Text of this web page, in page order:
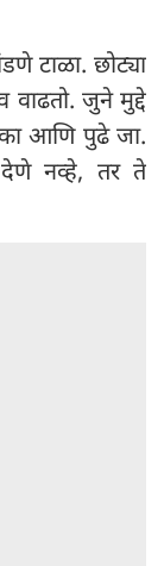
टाळा. छोट्या
जुने मुद्दे
आणि पुढे जा.
नव्हे, तर ते